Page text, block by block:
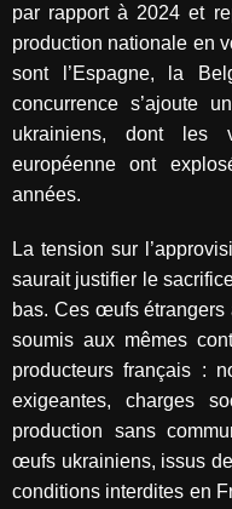
par rapport à 2024 et
production nationale en
sont l’Espagne, la
concurrence s’ajoute
ukrainiens, dont les
européenne ont
années.
La tension sur
saurait justifier le
bas. Ces œufs étrangers
soumis aux mêmes
producteurs français :
exigeantes, charges
production sans
œufs ukrainiens, issus
conditions interdites en